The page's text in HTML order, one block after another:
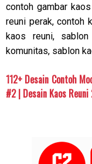
contoh gambar
reuni perak, contoh
kaos reuni,
komunitas, sablon
112+ Desain Contoh
#2 | Desain Kaos